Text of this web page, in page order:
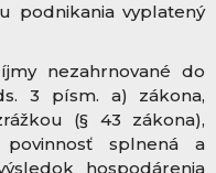
podnikania vyplatený
nezahrnované do
3 písm. a) zákona,
(§ 43 zákona),
splnená a
hospodárenia